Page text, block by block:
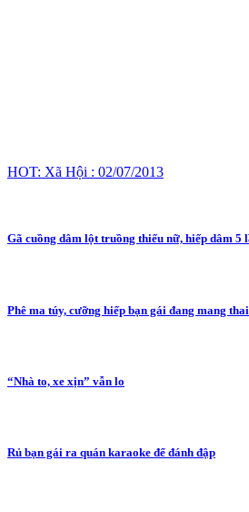
HOT: Xã Hội : 02/07/2013
Gã cuồng dâm lột truồng thiếu nữ, hiếp dâm 5
Phê ma túy, cưỡng hiếp bạn gái đang mang thai
“Nhà to, xe xịn” vẫn lo
Rủ bạn gái ra quán karaoke để đánh đập